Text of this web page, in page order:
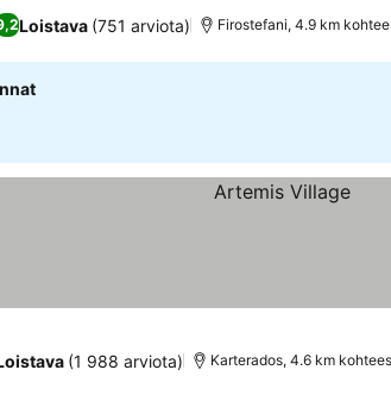
Loistava (751 arviota) Firostefani, 4.9 km
(1 988 arviota) Karterados, 4.6 km